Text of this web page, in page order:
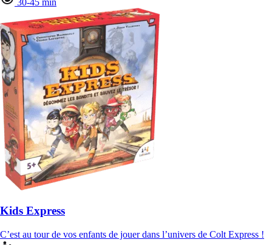
30-45 min
Kids Express
C’est au tour de vos enfants de jouer dans l’univers de Colt Express !